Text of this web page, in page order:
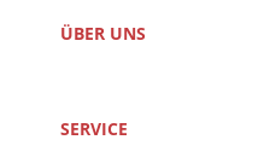
ÜBER UNS
SERVICE